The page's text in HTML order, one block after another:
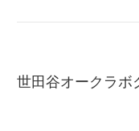
世田谷オークラボ